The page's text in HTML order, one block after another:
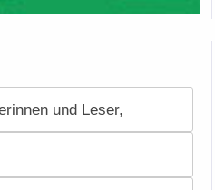
und Leser,